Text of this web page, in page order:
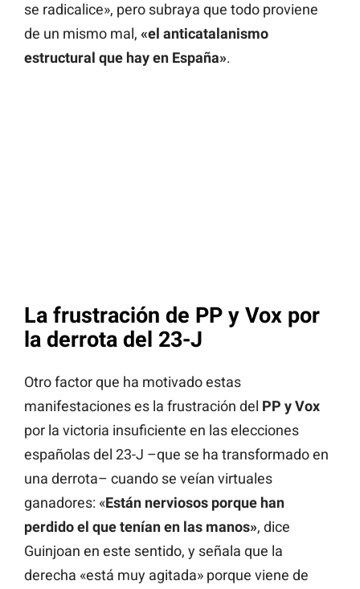
se radicalice», pero subraya que todo proviene
de un mismo mal, «el anticatalanismo
estructural que hay en España».
La frustración de PP y Vox por
la derrota del 23-J
Otro factor que ha motivado estas
manifestaciones es la frustración del PP y Vox
por la victoria insuficiente en las elecciones
españolas del 23-J –que se ha transformado en
una derrota– cuando se veían virtuales
ganadores: «Están nerviosos porque han
perdido el que tenían en las manos», dice
Guinjoan en este sentido, y señala que la
derecha «está muy agitada» porque viene de